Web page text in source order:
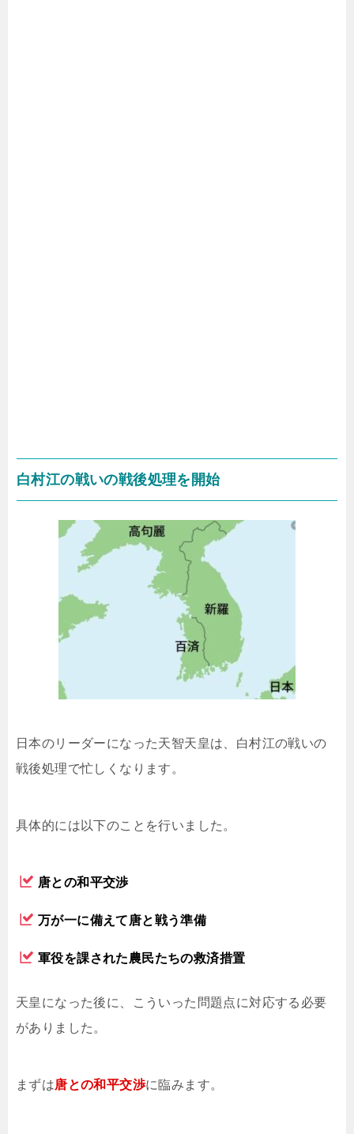
白村江の戦いの戦後処理を開始
日本のリーダーになった天智天皇は、白村江の戦いの
戦後処理で忙しくなります。
具体的には以下のことを行いました。
唐との和平交渉
万が一に備えて唐と戦う準備
軍役を課された農民たちの救済措置
天皇になった後に、こういった問題点に対応する必要
がありました。
まずは唐との和平交渉に臨みます。